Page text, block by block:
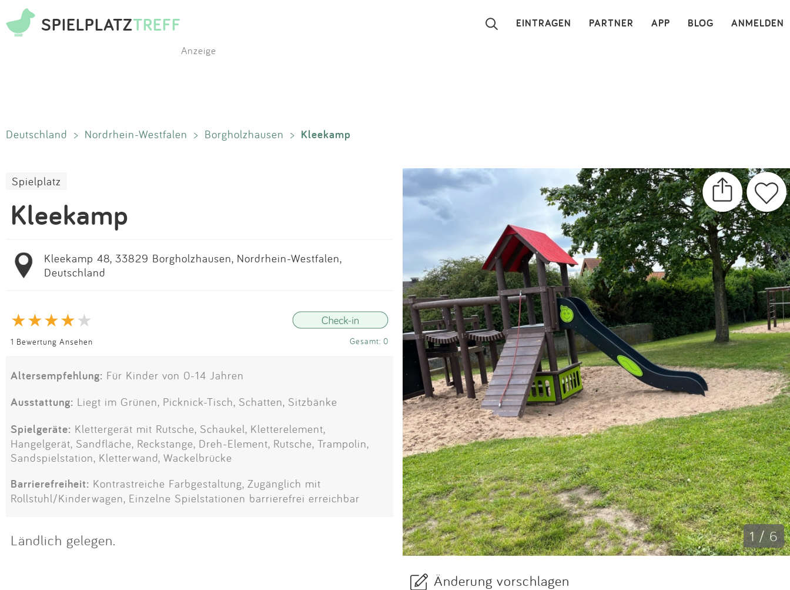
SPIELPLATZTREFF ANMELDEN
BLOG
APP
PARTNER
EINTRAGEN ×
Blog
Partner
Impressum
Anmelden
Anzeige
Deutschland > Nordrhein-Westfalen > Borgholzhausen > Kleekamp
Spielplatz
Kleekamp
Kleekamp 48, 33829 Borgholzhausen, Nordrhein-Westfalen,
Deutschland
1 Bewertung Ansehen Gesamt: 0
Altersempfehlung: Für Kinder von 0-14 Jahren
Ausstattung: Liegt im Grünen, Picknick-Tisch, Schatten, Sitzbänke
Spielgeräte: Klettergerät mit Rutsche, Schaukel, Kletterelement,
Hangelgerät, Sandfläche, Reckstange, Dreh-Element, Rutsche, Trampolin,
Sandspielstation, Kletterwand, Wackelbrücke
Barrierefreiheit: Kontrastreiche Farbgestaltung, Zugänglich mit
Rollstuhl/Kinderwagen, Einzelne Spielstationen barrierefrei erreichbar
Ländlich gelegen. 1 / 6
Änderung vorschlagen